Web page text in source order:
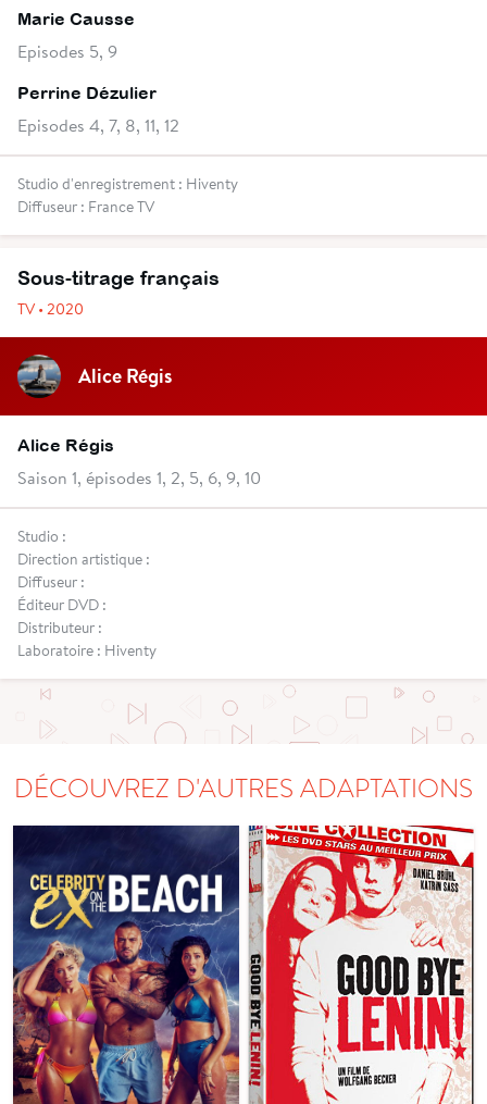
Marie Causse
Episodes 5, 9
Perrine Dézulier
Episodes 4, 7, 8, 11, 12
Studio d'enregistrement : Hiventy
Diffuseur : France TV
Sous-titrage français
TV • 2020
Alice Régis
Alice Régis
Saison 1, épisodes 1, 2, 5, 6, 9, 10
Studio :
Direction artistique :
Diffuseur :
Éditeur DVD :
Distributeur :
Laboratoire : Hiventy
DÉCOUVREZ D'AUTRES ADAPTATIONS